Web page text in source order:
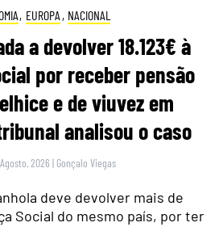
, EUROPA , NACIONAL
a devolver 18.123€ à
por receber pensão
e de viuvez em
analisou o caso
2026 | Gonçalo Viegas
deve devolver mais de
Social do mesmo país, por ter